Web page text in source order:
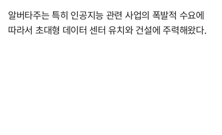
알버타주는 특히 인공지능 관련 사업의 폭발적 수요에
따라서 초대형 데이터 센터 유치와 건설에 주력해왔다.